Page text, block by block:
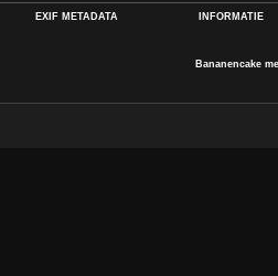
EXIF METADATA INFORMATIE
Bananencake